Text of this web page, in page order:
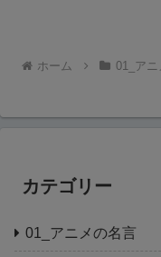
ホーム 01_アニ
カテゴリー
01_アニメの名言